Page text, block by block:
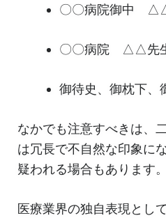
〇〇病院御中
〇〇病院 △△先
御待史、御枕下
なかでも注意すべきは、
は冗長で不自然な印象に
疑われる場合もあります。
医療業界の独自表現とし